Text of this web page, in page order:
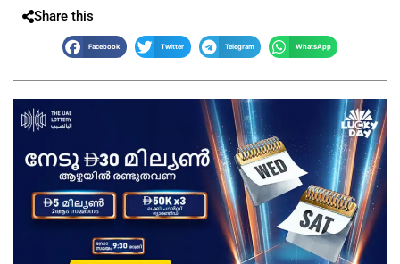
Share this
Facebook Twitter Telegram WhatsApp